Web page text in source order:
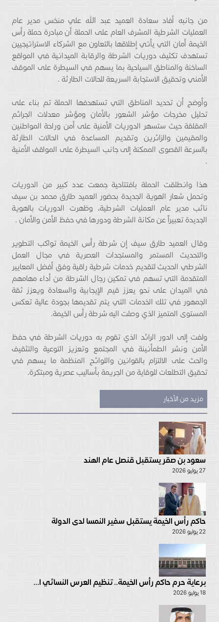
من جانبه أفاد سعادة العميد عبد الله علي منخس مدير عام
العمليات الشرطية المشرف العام على الحملة أن مبادرة حملة رأس
الخيمة أمان التي يأتي إطلاقها بالتعاون مع الشركاء الاستراتيجيين
تستهدف تكثيف دوريات الشرطة والرقابة الميدانية في المواقع
الساخنة والمناطق السياحية بما يسهم في السيطرة على الموقف
الأمني وتحقيق الاستجابة السريعة للحالات الطارئة .
وأوضح أن تحديد المناطق التي تستهدفها الحملة تم بناء على
تحليل مخرجات مؤشر الشعور بالأمان ومؤشر معدلات الجرائم
المقلقة حيث ستسهر الدوريات الأمنية على أمن وراحة المواطنين
والمقيمين والزائرين وتقديم المساعدة في الحالات الطارئة
بالسرعة القصوى الممكنة إلى جانب السيطرة على المواقف الأمنية
.
هذا وانطلقت الحملة بافتتاحية جمعت عدد كبير من الدوريات
وتحمل شعار الهوية الجديدة بحضور العميد طارق محمد بن سيف
نائب مدير عام العمليات الشرطية، وظهرت الدوريات بالهوية
الجديدة تعبيراً عن مكانة الشرطة ودورها في حفظ الأمن والأمان .
وقال العميد طارق سيف إن شرطة رأس الخيمة تواكب التطوير
والتحديث المستمر والمستجدات العصرية في مجال العمل
الشرطي الحديث لتقديم خدمات شرطية راقية وفق أفضل المعايير
المتقدمة التي تسهم في تمكين رجال الشرطة من أداء مهامهم
في الميدان على نحو يعزز قيم الإيجابية والسعادة ويعزز ثقة
الجمهور في تلك الخدمات التي يتم تقديمها بجودة عالية تعكس
المستوى المتميز الذي وصلت اليه شرطة رأس الخيمة.
ولفت إلى الدور الرائد الذي تقوم به دوريات الشرطة في حفظ
الأمن ونشر الطمأنينة في المجتمع وتعزيز التوعية والتثقيف
والحث على الالتزام بالقوانين واللوائح المنظمة ما يسهم في
تحقيق التطلعات للوقاية من الجريمة بأساليب عصرية ومبتكرة.
مزيد من الأخبار
سعود بن صقر يستقبل قنصل عام الهند
27 يوليو 2026
حاكم رأس الخيمة يستقبل سفير النمسا لدى الدولة
22 يوليو 2026
برعاية حرم حاكم رأس الخيمة.. تنظيم العرس النسائي ا...
18 يوليو 2026